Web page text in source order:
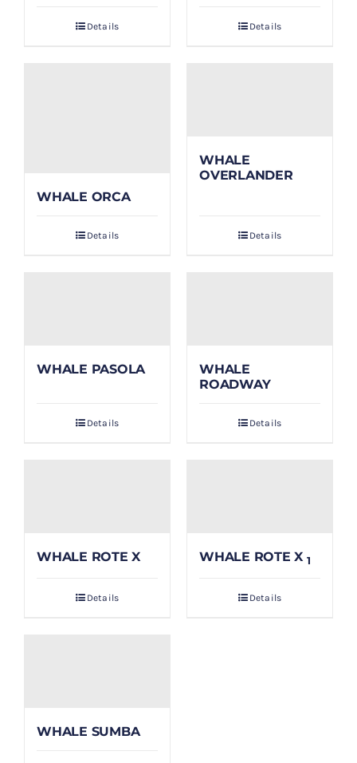
Details Details
WHALE ORCA
Details
WHALE
OVERLANDER
Details
WHALE PASOLA
Details
WHALE
ROADWAY
Details
WHALE ROTE X
Details
WHALE ROTE X 1
Details
WHALE SUMBA